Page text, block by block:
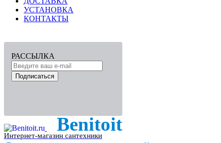
УСТАНОВКА
КОНТАКТЫ
РАССЫЛКА
Подписаться
Benitoit
Интернет-магазин сантехники